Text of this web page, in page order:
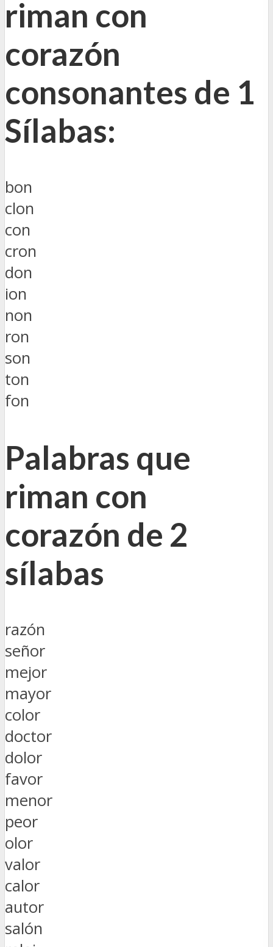
riman con
corazón
consonantes de 1
Sílabas:
bon
clon
con
cron
don
ion
non
ron
son
ton
fon
Palabras que
riman con
corazón de 2
sílabas
razón
señor
mejor
mayor
color
doctor
dolor
favor
menor
peor
olor
valor
calor
autor
salón